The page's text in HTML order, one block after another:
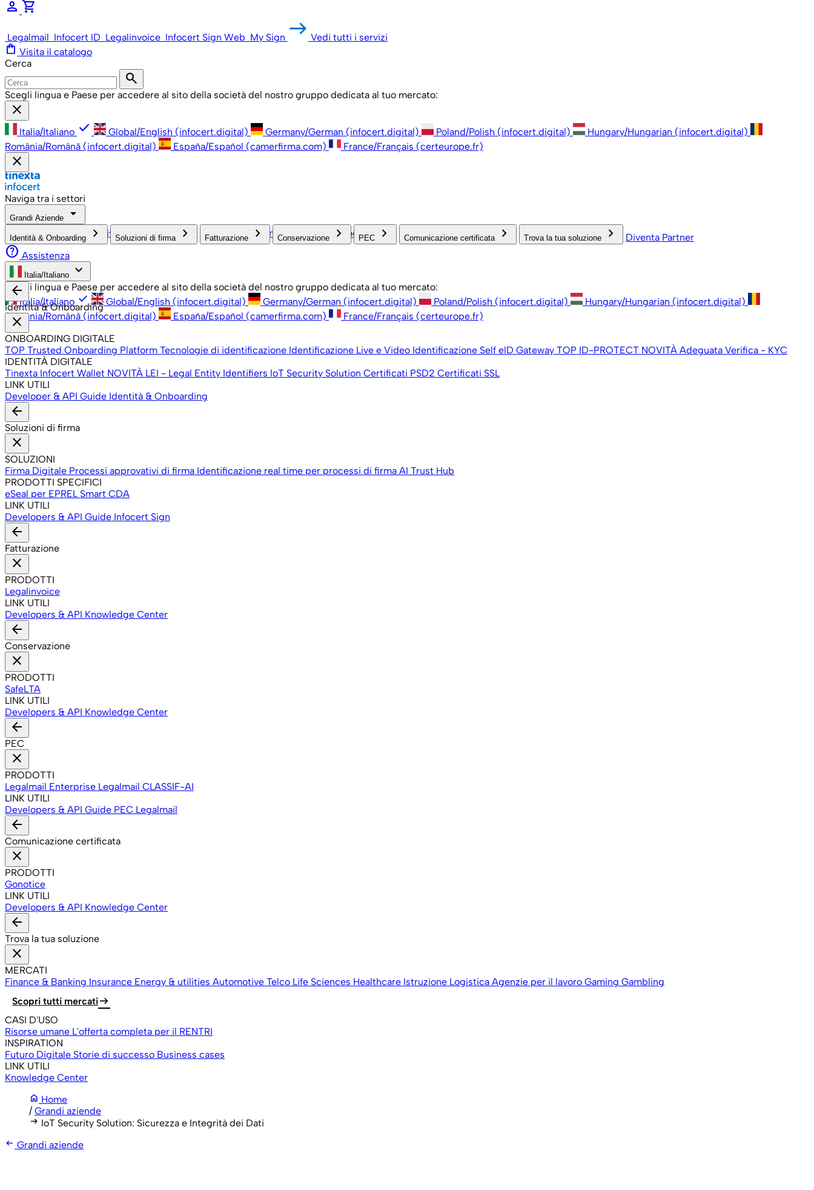
person shopping_cart
Legalmail Infocert ID Legalinvoice Infocert Sign Web My Sign Vedi tutti i servizi
shopping_bag Visita il catalogo
Cerca
search
Scegli lingua e Paese per accedere al sito della società del nostro gruppo dedicata al tuo mercato:
close
Italia/Italiano check Global/English (infocert.digital) Germany/German (infocert.digital) Poland/Polish (infocert.digital)
Hungary/Hungarian (infocert.digital)
România/Română (infocert.digital)
España/Español (camerfirma.com) France/Français (certeurope.fr)
close
Naviga tra i settori
Grandi Aziende arrow_drop_down
PMI, Professionisti e Privati Grandi Aziende check Pubblica Amministrazione Associazioni
Identità & Onboarding keyboard_arrow_right Soluzioni di firma keyboard_arrow_right Fatturazione keyboard_arrow_right Conservazione keyboard_arrow_right PEC keyboard_arrow_right Comunicazione certificata keyboard_arrow_right Trova la tua soluzione keyboard_arrow_right Diventa Partner
help Assistenza
Italia/Italiano keyboard_arrow_down
Scegli lingua e Paese per accedere al sito della società del nostro gruppo dedicata al tuo mercato:
Italia/Italiano check Global/English (infocert.digital) Germany/German (infocert.digital) Poland/Polish (infocert.digital)
Hungary/Hungarian (infocert.digital)
România/Română (infocert.digital)
España/Español (camerfirma.com) France/Français (certeurope.fr)
arrow_back
Identità & Onboarding
close
ONBOARDING DIGITALE
TOP Trusted Onboarding Platform Tecnologie di identificazione Identificazione Live e Video Identificazione Self elD Gateway TOP ID-PROTECT NOVITÀ Adeguata Verifica - KYC
IDENTITÀ DIGITALE
Tinexta Infocert Wallet NOVITÀ LEI - Legal Entity Identifiers loT Security Solution Certificati PSD2 Certificati SSL
LINK UTILI
Developer & API Guide Identità & Onboarding
arrow_back
Soluzioni di firma
close
SOLUZIONI
Firma Digitale Processi approvativi di firma Identificazione real time per processi di firma AI Trust Hub
PRODOTTI SPECIFICI
eSeal per EPREL Smart CDA
LINK UTILI
Developers & API Guide Infocert Sign
arrow_back
Fatturazione
close
PRODOTTI
Legalinvoice
LINK UTILI
Developers & API Knowledge Center
arrow_back
Conservazione
close
PRODOTTI
SafeLTA
LINK UTILI
Developers & API Knowledge Center
arrow_back
PEC
close
PRODOTTI
Legalmail Enterprise Legalmail CLASSIF-AI
LINK UTILI
Developers & API Guide PEC Legalmail
arrow_back
Comunicazione certificata
close
PRODOTTI
Gonotice
LINK UTILI
Developers & API Knowledge Center
arrow_back
Trova la tua soluzione
close
MERCATI
Finance & Banking Insurance Energy & utilities Automotive Telco Life Sciences Healthcare Istruzione Logistica Agenzie per il lavoro Gaming Gambling
Scopri tutti mercatiarrow_right_alt
CASI D'USO
Risorse umane L'offerta completa per il RENTRI
INSPIRATION
Futuro Digitale Storie di successo Business cases
LINK UTILI
Knowledge Center
home Home
/ Grandi aziende
arrow_right_alt IoT Security Solution: Sicurezza e Integrità dei Dati
arrow_left_alt Grandi aziende